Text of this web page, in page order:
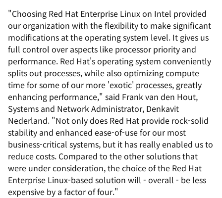
"Choosing Red Hat Enterprise Linux on Intel provided
our organization with the flexibility to make significant
modifications at the operating system level. It gives us
full control over aspects like processor priority and
performance. Red Hat's operating system conveniently
splits out processes, while also optimizing compute
time for some of our more 'exotic' processes, greatly
enhancing performance," said Frank van den Hout,
Systems and Network Administrator, Denkavit
Nederland. "Not only does Red Hat provide rock-solid
stability and enhanced ease-of-use for our most
business-critical systems, but it has really enabled us to
reduce costs. Compared to the other solutions that
were under consideration, the choice of the Red Hat
Enterprise Linux-based solution will - overall - be less
expensive by a factor of four."